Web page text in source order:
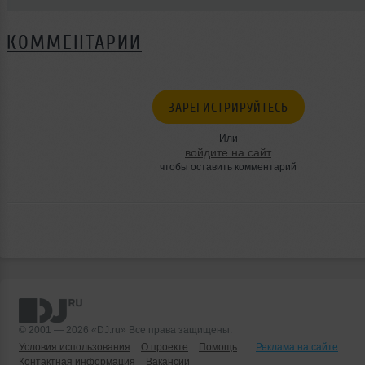
КОММЕНТАРИИ
ЗАРЕГИСТРИРУЙТЕСЬ
Или
войдите на сайт
чтобы оставить комментарий
© 2001 — 2026 «DJ.ru» Все права защищены.
Условия использования
О проекте Помощь
Реклама на сайте
Контактная информация
Вакансии